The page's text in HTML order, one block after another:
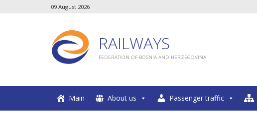
09 August 2026
RAILWAYS
FEDERATION OF BOSNIA AND HERZEGOVINA
Main About us Passenger traffic